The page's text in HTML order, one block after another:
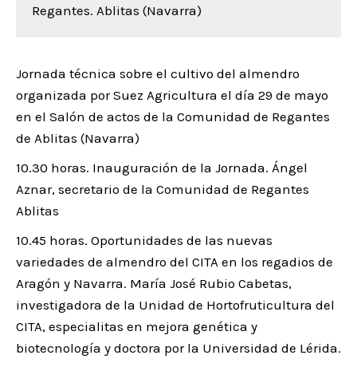
Regantes. Ablitas (Navarra)
Jornada técnica sobre el cultivo del almendro
organizada por Suez Agricultura el día 29 de mayo
en el Salón de actos de la Comunidad de Regantes
de Ablitas (Navarra)
10.30 horas. Inauguración de la Jornada. Ángel
Aznar, secretario de la Comunidad de Regantes
Ablitas
10.45 horas. Oportunidades de las nuevas
variedades de almendro del CITA en los regadios de
Aragón y Navarra. María José Rubio Cabetas,
investigadora de la Unidad de Hortofruticultura del
CITA, especialitas en mejora genética y
biotecnología y doctora por la Universidad de Lérida.